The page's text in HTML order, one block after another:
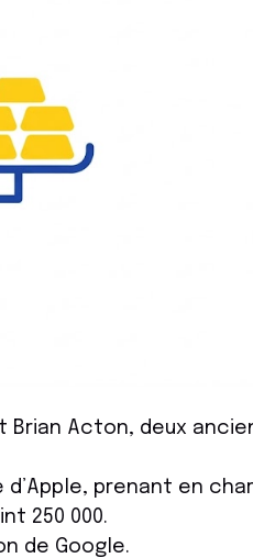
Brian Acton, deux
d’Apple, prenant en
250 000.
de Google.